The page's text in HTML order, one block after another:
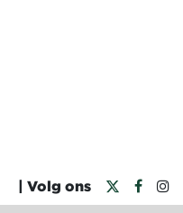
| Volg ons